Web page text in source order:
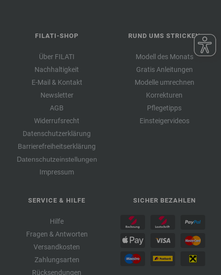
FILATI-SHOP
Über FILATI
Nachhaltigkeit
E-Mail & Kontakt
Newsletter
AGB
Widerrufsrecht
Datenschutzerklärung
Barrierefreiheitserklärung
Datenschutzeinstellungen
Impressum
RUND UMS STRICKEN
Modell des Monats
Gratis Anleitungen
Modelle umrechnen
Korrekturen
Pflegetipps
Einsteigervideos
SERVICE & HILFE
Hilfe
Fragen & Antworten
Versandkosten
Zahlungsarten
Rücksendungen
SICHER BEZAHLEN